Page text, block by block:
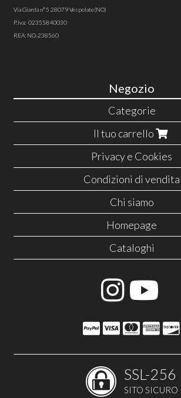
Via Giarda n°5 28079 Vespolate(NO)
P.iva: 02355840030
REA: NO-238560
Negozio
Categorie
Il tuo carrello
Privacy e Cookies
Condizioni di vendita
Chi siamo
Homepage
Cataloghi
SSL-256
SITO SICURO